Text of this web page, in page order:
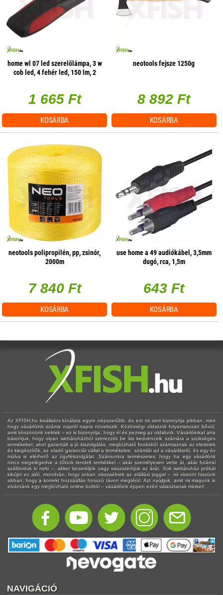
home wl 07 led szerelőlámpa, 3 w
cob led, 4 fehér led, 150 lm, 2
1 665 Ft
KOSÁRBA
neotools fejsze 1250g
8 892 Ft
KOSÁRBA
neotools polipropilén, pp, zsinór,
2000m
7 840 Ft
KOSÁRBA
use home a 49 audiókábel, 3,5mm
dugó, rca, 1,5m
643 Ft
KOSÁRBA
Az XFISH.hu kisállatos kínálata egyre népszerűbb, és ezt mi sem bizonyítja jobban, mint
hogy vásárlóink száma napról napra növekszik. Közösségi oldalunk folyamatosan bővül,
amit köszönünk nektek – ez is bizonyítja, hogy él és pezseg az oldalunk. Vásárlóinkat arra
bátorítjuk, hogy olyan webáruházból szerezzék be kis kedvenceik számára a szükséges
termékeket, ahol garantált a jó kiszolgálás, megbízható forrásból származnak az eledelek
és kiegészítők, az eladó garanciát vállal a termékekre, számlát ad a vásárlásról, és egy év
múlva is elérhető az ügyfélszolgálat. Számunkra természetes, hogy ha egy vásárlónk
nincs megelégedve a tőlünk rendelt termékkel – akár személyesen vette át, akár futárral
szállítottuk ki neki –, akkor kicseréljük vagy visszatérítjük az árát. Sok webáruház próbál
kibújni ez alól, mondván, hogy sokan visszaélnek az elállási joggal – mi viszont hiszünk
abban, hogy a korrekt hozzáállás hosszú távon megtérül. Azt nyújtjuk, amit mi magunk is
elvárnánk egy megbízható online bolttól – vásárlóink éppen ezért választanak minket!
NAVIGÁCIÓ